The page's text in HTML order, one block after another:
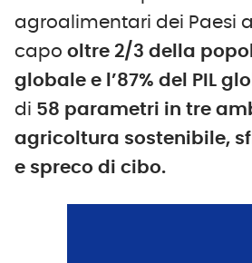
agroalimentari dei Paesi
capo oltre 2/3 della
globale e l’87% del PIL
di 58 parametri in tre
agricoltura sostenibile,
e spreco di cibo.